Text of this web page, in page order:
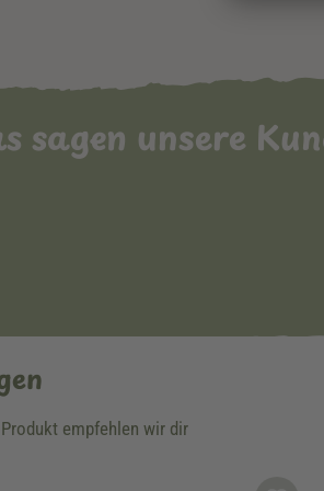
sagen unsere
empfehlen wir dir